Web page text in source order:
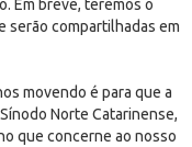
Em breve, teremos o
serão compartilhadas em
movendo é para que a
Norte Catarinense,
que concerne ao nosso